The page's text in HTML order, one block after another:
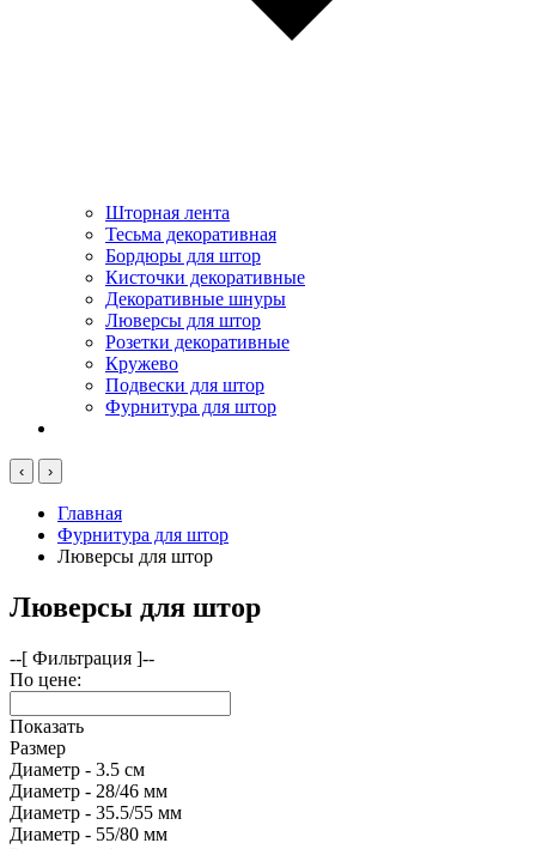
Шторная лента
Тесьма декоративная
Бордюры для штор
Кисточки декоративные
Декоративные шнуры
Люверсы для штор
Розетки декоративные
Кружево
Подвески для штор
Фурнитура для штор
‹ ›
Главная
Фурнитура для штор
Люверсы для штор
Люверсы для штор
--[ Фильтрация ]--
По цене:
Показать
Размер
Диаметр - 3.5 см
Диаметр - 28/46 мм
Диаметр - 35.5/55 мм
Диаметр - 55/80 мм